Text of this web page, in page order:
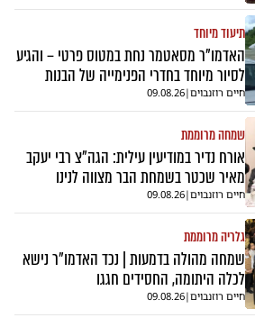
תיעוד מיוחד
האדמו"ר מסאטמר נחת במטוס פרטי – והגיע
לסיור מיוחד בחדרי הפנימייה של הבנות
חיים רוזנבוים|
09.08.26
שמחה מרוממת
אורח נדיר במודיעין עילית: הגה"צ רבי יעקב
מאיר שכטר בשמחת הבר מצווה לנינו
חיים רוזנבוים|
09.08.26
גלריה מרוממת
שמחה מהולה בדמעות | נכד האדמו"ר נישא
לכלה היתומה, החסידים חגגו
חיים רוזנבוים|
09.08.26